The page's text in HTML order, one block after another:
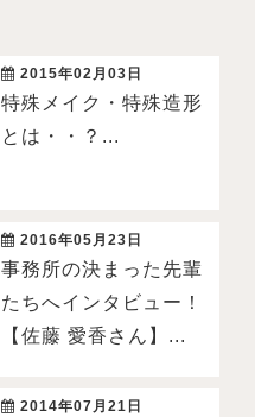
2015年02月03日
特殊メイク・特殊造形
とは・・？...
2016年05月23日
事務所の決まった先輩
たちへインタビュー！
【佐藤 愛香さん】...
2014年07月21日